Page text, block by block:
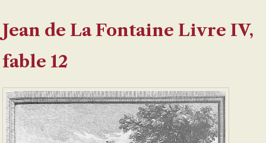
Jean de La Fontaine Livre IV,
fable 12